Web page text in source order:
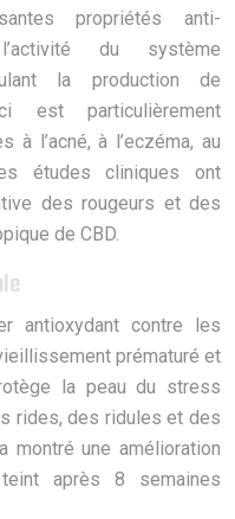
propriétés anti-
du système
la production de
est particulièrement
à l’acné, à l’eczéma, au
études cliniques ont
des rougeurs et des
de CBD.
antioxydant contre les
prématuré et
la peau du stress
rides, des ridules et des
montré une amélioration
après 8 semaines